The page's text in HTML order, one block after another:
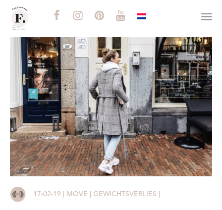
17-02-19 | MOVE | GEWICHTSVERLIES |